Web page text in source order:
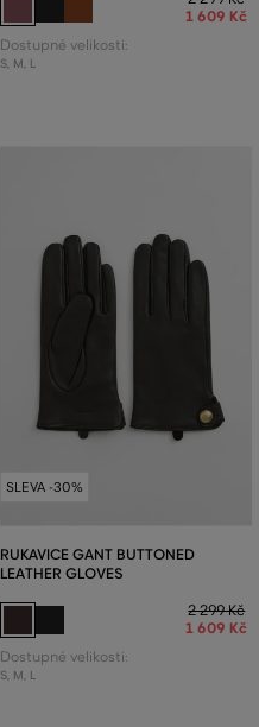
1 609 Kč
Dostupné velikosti:
S, M, L
SLEVA -30%
RUKAVICE GANT BUTTONED
LEATHER GLOVES
2 299 Kč
1 609 Kč
Dostupné velikosti:
S, M L